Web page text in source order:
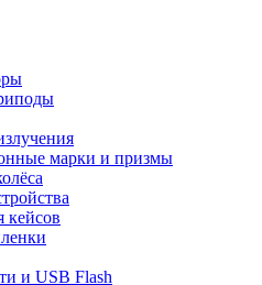
марки и призмы
кейсов
и USB Flash